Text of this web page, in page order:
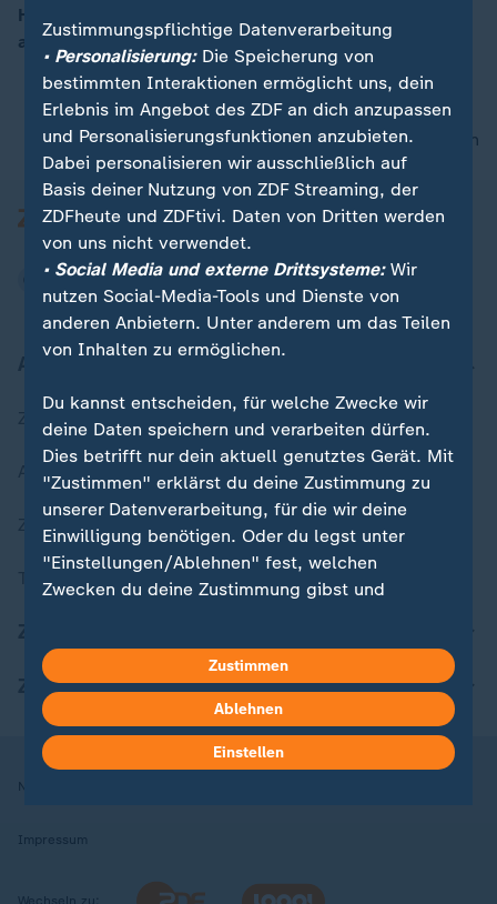
HD-Qualität sollen bis zum Mittag in allen Regionen
aktiv sein.
nach oben
Zuletzt veröffentlicht
Aktuelle Sendungs-Videos
ZDFheute Stories
Themen im Überblick
ZDFheute Apps
Nutzungsbedingungen
Impressum
Wechseln zu:
Zustimmungspflichtige Datenverarbeitung
• Personalisierung:Die Speicherung von
bestimmten Interaktionen ermöglicht uns, dein
Erlebnis im Angebot des ZDF an dich anzupassen
und Personalisierungsfunktionen anzubieten.
Dabei personalisieren wir ausschließlich auf
Basis deiner Nutzung von ZDF Streaming, der
ZDFheute und ZDFtivi. Daten von Dritten werden
von uns nicht verwendet.
• Social Media und externe Drittsysteme:Wir
nutzen Social-Media-Tools und Dienste von
anderen Anbietern. Unter anderem um das Teilen
von Inhalten zu ermöglichen.
Du kannst entscheiden, für welche Zwecke wir
deine Daten speichern und verarbeiten dürfen.
Dies betrifft nur dein aktuell genutztes Gerät. Mit
"Zustimmen" erklärst du deine Zustimmung zu
unserer Datenverarbeitung, für die wir deine
Einwilligung benötigen. Oder du legst unter
"Einstellungen/Ablehnen" fest, welchen
Zwecken du deine Zustimmung gibst und
in deinen Einstellungen widerrufen oder ändern.
Hier findest du das Impressum.
Weitere Informationen findest du in unserer
Datenschutzerklärung.
Zustimmen
Ablehnen
Einstellen